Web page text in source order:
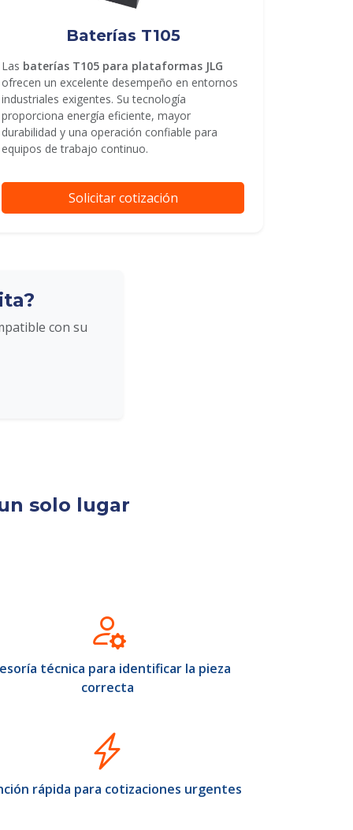
Baterías T105
Las baterías T105 para plataformas JLG
ofrecen un excelente desempeño en entornos
industriales exigentes. Su tecnología
proporciona energía eficiente, mayor
durabilidad y una operación confiable para
equipos de trabajo continuo.
Solicitar cotización
con su
solo lugar
técnica para identificar la pieza
correcta
rápida para cotizaciones urgentes